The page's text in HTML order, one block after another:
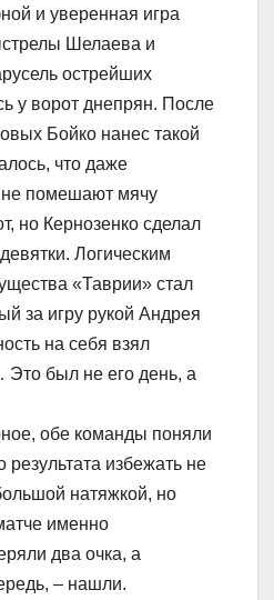
и уверенная игра
Шелаева и
острейших
у ворот днепрян. После
Бойко нанес такой
что даже
не помешают мячу
но Кернозенко сделал
Логическим
«Таврии» стал
за игру рукой Андрея
на себя взял
был не его день, а
обе команды поняли
результата избежать не
натяжкой, но
именно
два очка, а
– нашли.